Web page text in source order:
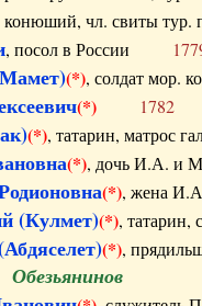
конюший, чл. свиты
, посол в России
(*), солдат мор.
(*) 1782
(*), татарин, матрос
(*), дочь И.А.
(*), жена
(Кулмет)(*),
(*),